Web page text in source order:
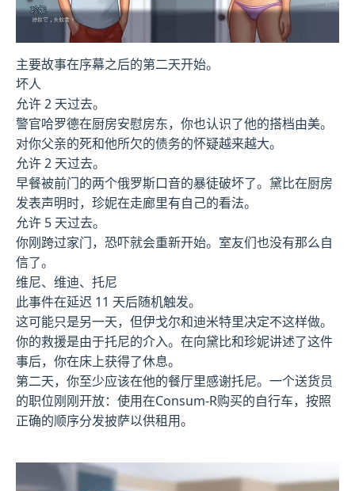
主要故事在序幕之后的第二天开始。
坏人
允许 2 天过去。
警官哈罗德在厨房安慰房东，你也认识了他的搭档由美。
对你父亲的死和他所欠的债务的怀疑越来越大。
允许 2 天过去。
早餐被前门的两个俄罗斯口音的暴徒破坏了。黛比在厨房
发表声明时，珍妮在走廊里有自己的看法。
允许 5 天过去。
你刚跨过家门，恐吓就会重新开始。室友们也没有那么自
信了。
维尼、维迪、托尼
此事件在延迟 11 天后随机触发。
这可能只是另一天，但伊戈尔和迪米特里决定不这样做。
你的救援是由于托尼的介入。在向黛比和珍妮讲述了这件
事后，你在床上获得了休息。
第二天，你至少应该在他的餐厅里感谢托尼。一个送货员
的职位刚刚开放：使用在Consum-R购买的自行车，按照
正确的顺序分发披萨以供租用。